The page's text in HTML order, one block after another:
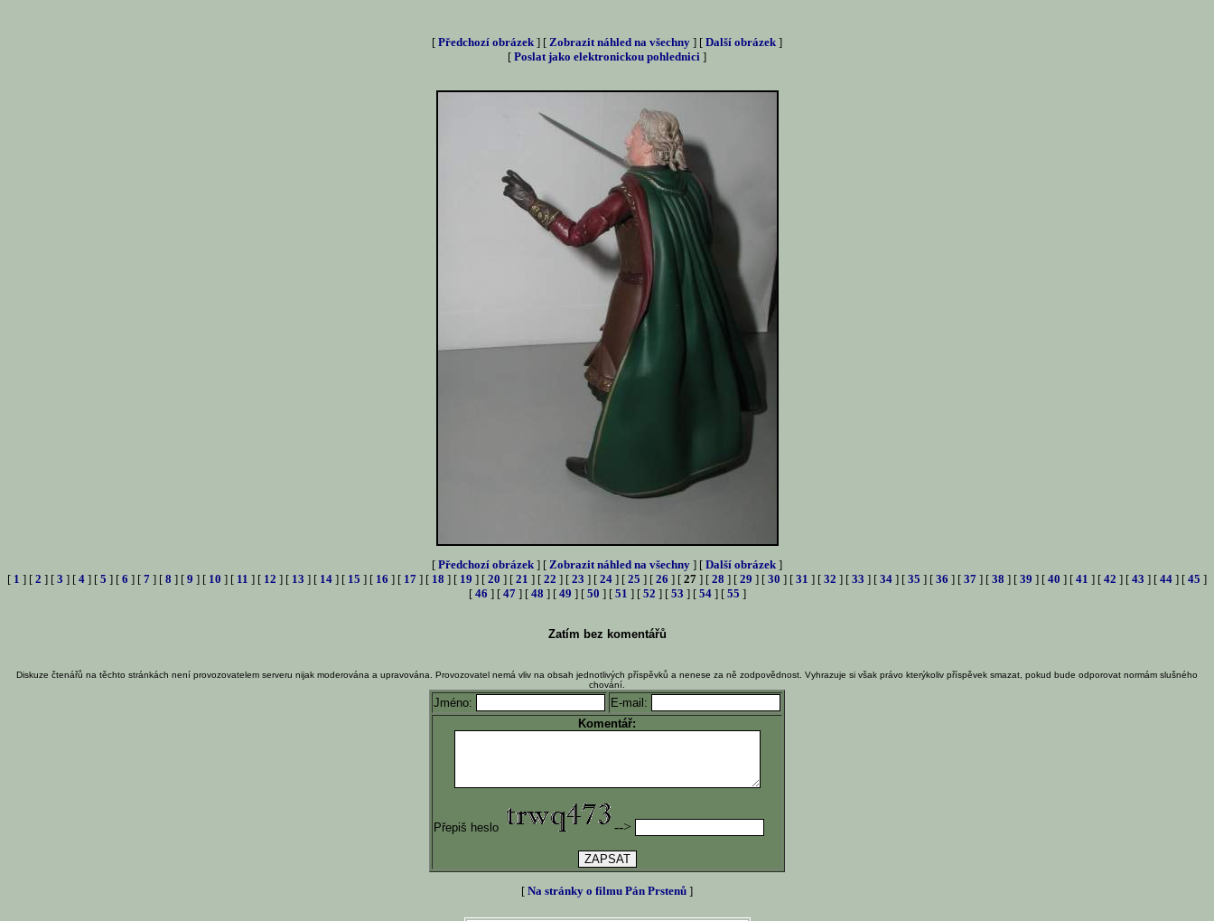
[ Předchozí obrázek ] [ Zobrazit náhled na všechny ] [ Další obrázek ]
[ Poslat jako elektronickou pohlednici ]
[ Předchozí obrázek ] [ Zobrazit náhled na všechny ] [ Další obrázek ]
[ 1 ] [ 2 ] [ 3 ] [ 4 ] [ 5 ] [ 6 ] [ 7 ] [ 8 ] [ 9 ] [ 10 ] [ 11 ] [ 12 ] [ 13 ] [ 14 ] [ 15 ] [ 16 ] [ 17 ] [ 18 ] [ 19 ] [ 20 ] [ 21 ] [ 22 ] [ 23 ] [ 24 ] [ 25 ] [ 26 ] [ 27 ] [ 28 ] [ 29 ] [ 30 ] [ 31 ] [ 32 ] [ 33 ] [ 34 ] [ 35 ] [ 36 ] [ 37 ] [ 38 ] [ 39 ] [ 40 ] [ 41 ] [ 42 ] [ 43 ] [ 44 ] [ 45 ]
[ 46 ] [ 47] [ 48 ] [ 49 ] [ 50 ] [ 51 ] [ 52 ] [ 53 ] [ 54] [ 55 ]
Zatím bez komentářů
Diskuze čtenářů na těchto stránkách není provozovatelem serveru nijak moderována a upravována. Provozovatel nemá vliv na obsah jednotlivých příspěvků a nenese za ně zodpovědnost. Vyhrazuje si však právo kterýkoliv příspěvek smazat, pokud bude odporovat normám slušného
chování.
Jméno:
E-mail:
Komentář:
Přepiš heslo -->
[ Na stránky o filmu Pán Prstenů ]